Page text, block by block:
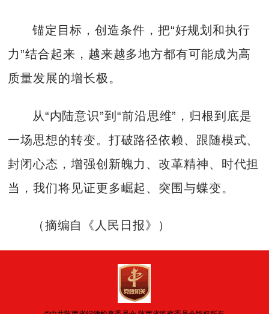
锚定目标，创造条件，把“好规划和执行
力”结合起来，越来越多地方都有可能成为高
质量发展的增长极。
从“内陆意识”到“前沿思维”，归根到底是
一场思想的转变。打破路径依赖、跟随模式、
封闭心态，增强创新魄力、改革精神、时代担
当，我们将见证更多崛起、突围与蝶变。
（摘编自《人民日报》）